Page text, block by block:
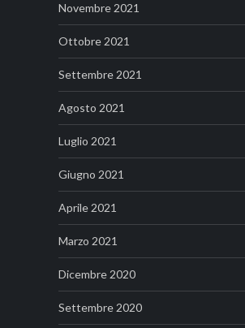
Novembre 2021
Ottobre 2021
Settembre 2021
Agosto 2021
Luglio 2021
Giugno 2021
Aprile 2021
Marzo 2021
Dicembre 2020
Settembre 2020